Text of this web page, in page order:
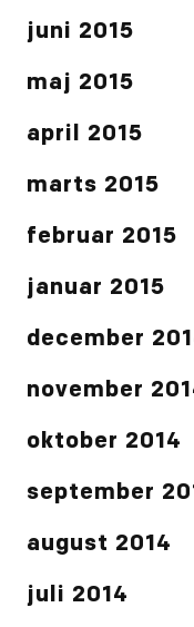
juni 2015
maj 2015
april 2015
marts 2015
februar 2015
januar 2015
december
november
oktober 2014
september
august 2014
juli 2014